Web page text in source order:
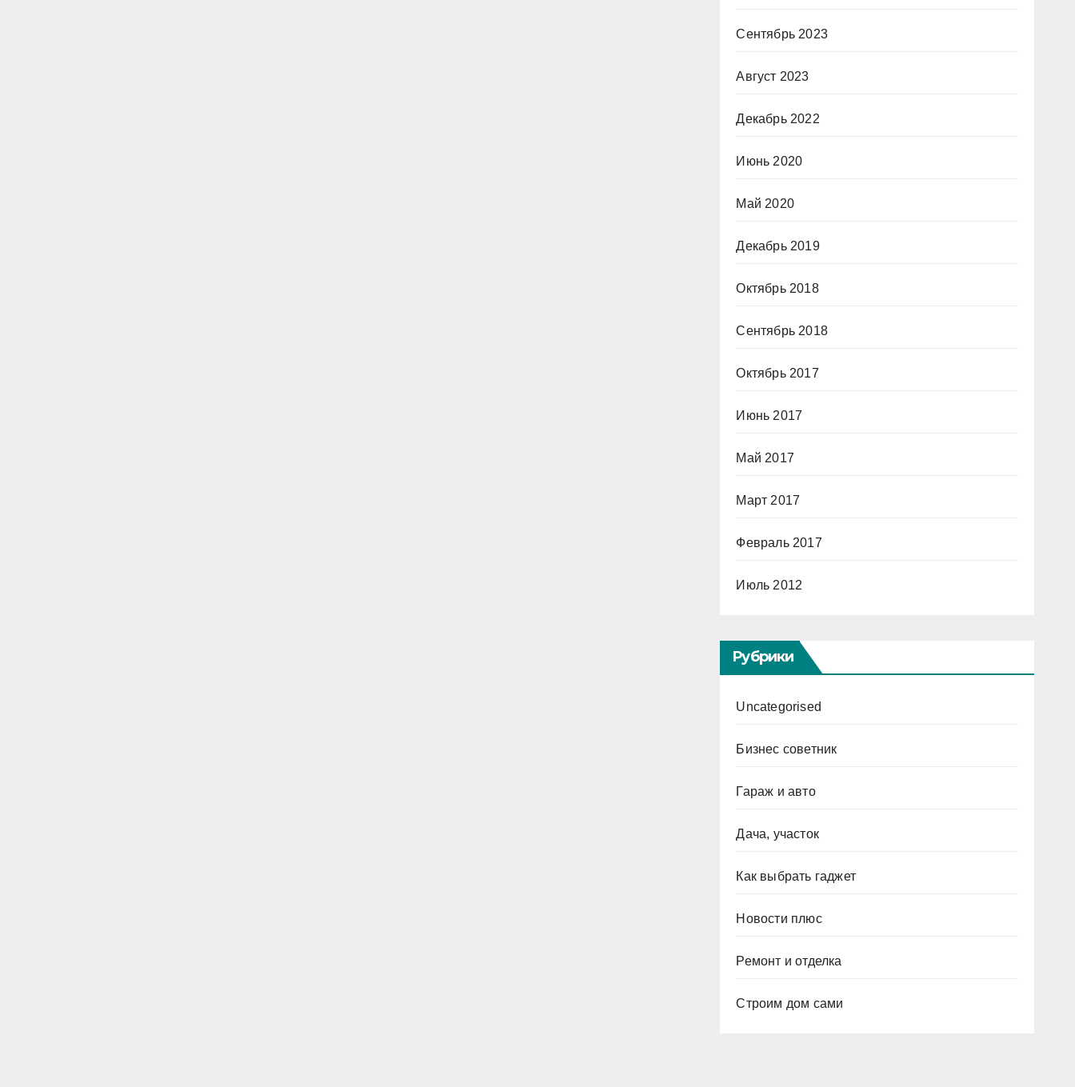
Сентябрь 2023
Август 2023
Декабрь 2022
Июнь 2020
Май 2020
Декабрь 2019
Октябрь 2018
Сентябрь 2018
Октябрь 2017
Июнь 2017
Май 2017
Март 2017
Февраль 2017
Июль 2012
Рубрики
Uncategorised
Бизнес советник
Гараж и авто
Дача, участок
Как выбрать гаджет
Новости плюс
Ремонт и отделка
Строим дом сами